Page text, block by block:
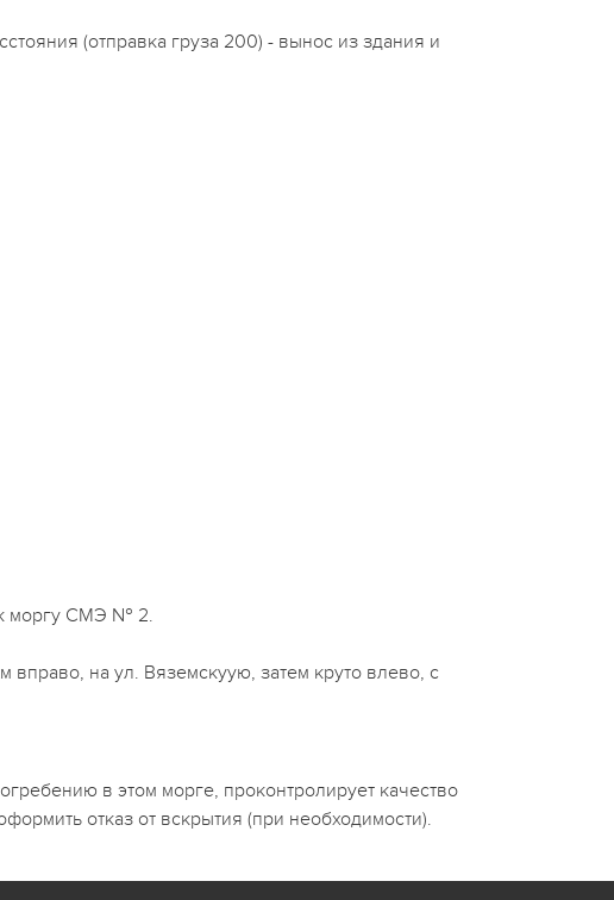
(отправка груза 200) - вынос из здания и
к моргу СМЭ № 2.
на ул. Вяземскуую, затем круто влево, с
в этом морге, проконтролирует качество
отказ от вскрытия (при необходимости).